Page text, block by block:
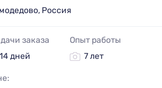
Россия
заказа
дней
Опыт работы
7 лет